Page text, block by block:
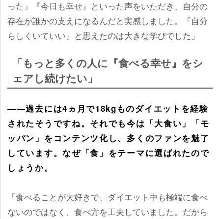
った』『今日も幸せ』といった声をいただき、自分の
存在が誰かの支えになるんだと実感しました。『自分
らしくいていい』と思えたのは大きな学びでした」
「もっと多くの人に『食べる幸せ』をシ
ェアし続けたい」
――過去には4ヵ月で18kgものダイエットを経験
されたそうですね。それでも今は「大食い」「モ
ッパン」をコンテンツ化し、多くのファンを魅了
しています。なぜ「食」をテーマに選ばれたので
しょうか。
「食べることが大好きで、ダイエット中も極端に食べ
ないのではなく、食べ方を工夫していました。だから